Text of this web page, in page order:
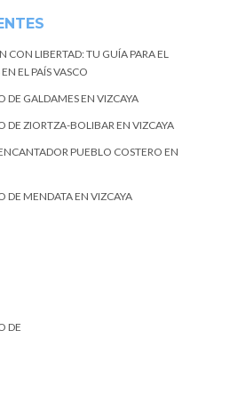
CON LIBERTAD: TU GUÍA PARA EL
EL PAÍS VASCO
DE GALDAMES EN VIZCAYA
DE ZIORTZA-BOLIBAR EN VIZCAYA
PUEBLO COSTERO EN
DE MENDATA EN VIZCAYA
DE